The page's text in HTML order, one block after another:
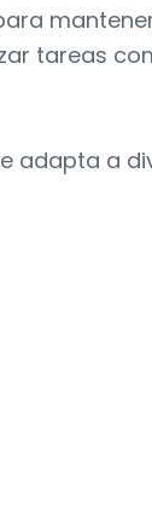
tareas
adapta a